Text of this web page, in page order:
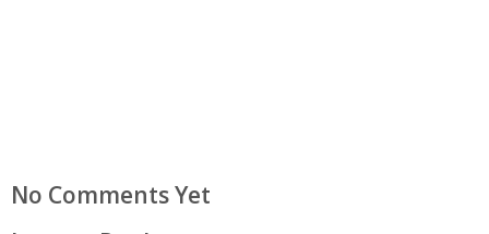
No Comments Yet